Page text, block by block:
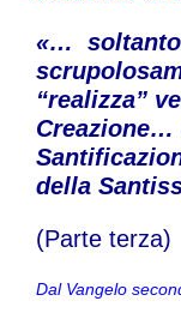
«… soltanto
“realizza”
Creazione…
della
(Parte terza)
Dal Vangelo